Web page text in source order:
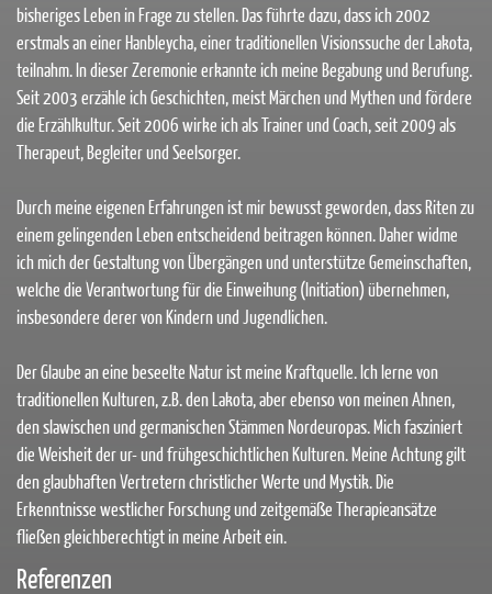
bisheriges Leben in Frage zu stellen. Das führte dazu, dass ich 2002
erstmals an einer Hanbleycha, einer traditionellen Visionssuche der Lakota,
teilnahm. In dieser Zeremonie erkannte ich meine Begabung und Berufung.
Seit 2003 erzähle ich Geschichten, meist Märchen und Mythen und fördere
die Erzählkultur. Seit 2006 wirke ich als Trainer und Coach, seit 2009 als
Therapeut, Begleiter und Seelsorger.
Durch meine eigenen Erfahrungen ist mir bewusst geworden, dass Riten zu
einem gelingenden Leben entscheidend beitragen können. Daher widme
ich mich der Gestaltung von Übergängen und unterstütze Gemeinschaften,
welche die Verantwortung für die Einweihung (Initiation) übernehmen,
insbesondere derer von Kindern und Jugendlichen.
Der Glaube an eine beseelte Natur ist meine Kraftquelle. Ich lerne von
traditionellen Kulturen, z.B. den Lakota, aber ebenso von meinen Ahnen,
den slawischen und germanischen Stämmen Nordeuropas. Mich fasziniert
die Weisheit der ur- und frühgeschichtlichen Kulturen. Meine Achtung gilt
den glaubhaften Vertretern christlicher Werte und Mystik. Die
Erkenntnisse westlicher Forschung und zeitgemäße Therapieansätze
fließen gleichberechtigt in meine Arbeit ein.
Referenzen